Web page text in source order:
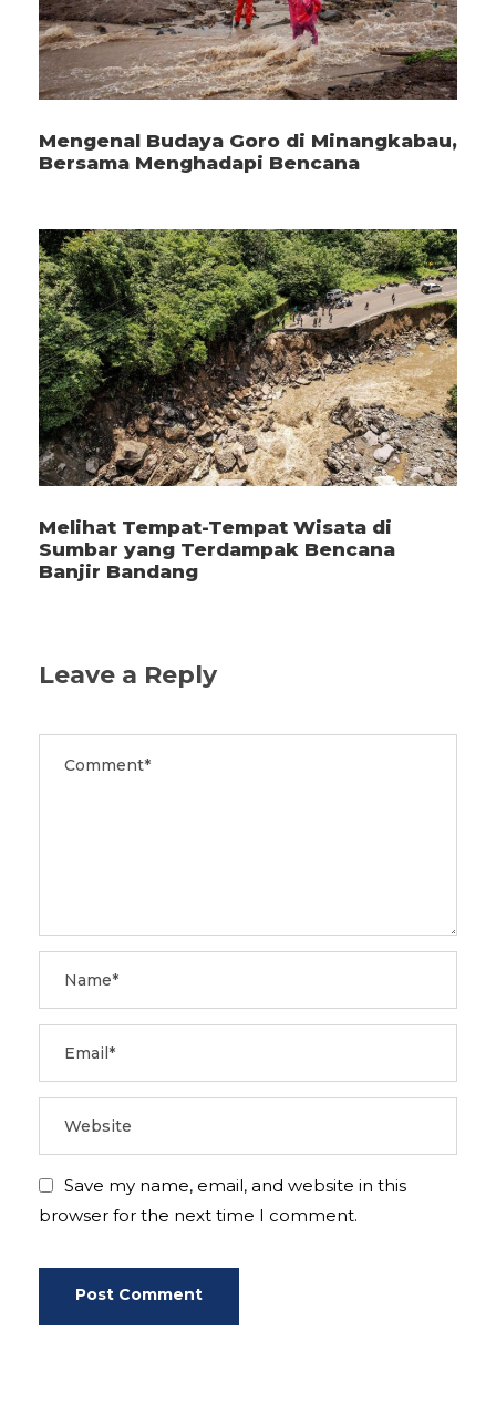
Mengenal Budaya Goro di Minangkabau,
Bersama Menghadapi Bencana
Melihat Tempat-Tempat Wisata di
Sumbar yang Terdampak Bencana
Banjir Bandang
Leave a Reply
Save my name, email, and website in this
browser for the next time I comment.